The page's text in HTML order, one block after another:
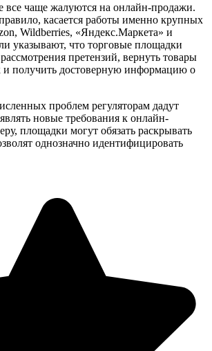
все чаще жалуются на онлайн-продажи.
касается работы именно крупных
Wildberries, «Яндекс.Маркета» и
указывают, что торговые площадки
претензий, вернуть товары
и получить достоверную информацию о
проблем регуляторам дадут
новые требования к онлайн-
площадки могут обязать раскрывать
однозначно идентифицировать